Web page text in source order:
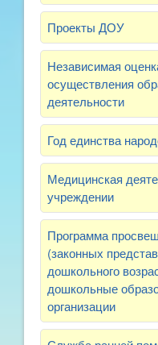
Проекты ДОУ
Независимая
осуществления
деятельности
Год единства
Медицинская
учреждении
Программа
(законных
дошкольного
дошкольные
организации